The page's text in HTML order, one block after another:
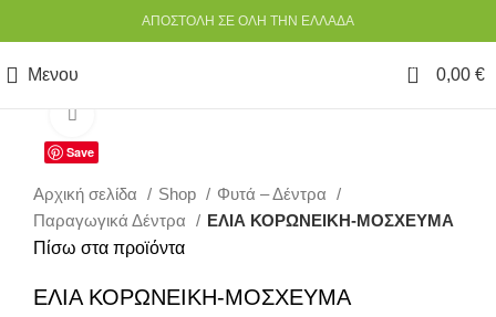
ΑΠΟΣΤΟΛΗ ΣΕ ΟΛΗ ΤΗΝ ΕΛΛΑΔΑ
Μενου 0 0,00 €
Save
Αρχική σελίδα Shop
Φυτά – Δέντρα
Παραγωγικά Δέντρα
ΕΛΙΑ ΚΟΡΩΝΕΙΚΗ-ΜΟΣΧΕΥΜΑ
Πίσω στα προϊόντα
ΕΛΙΑ ΚΟΡΩΝΕΙΚΗ-ΜΟΣΧΕΥΜΑ